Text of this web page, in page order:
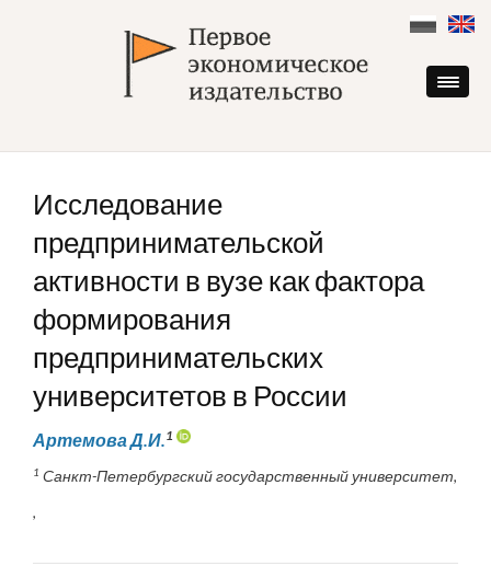
content
Исследование
предпринимательской
активности в вузе как фактора
формирования
предпринимательских
университетов в России
Артемова Д.И.1
1 Санкт-Петербургский государственный университет,
,